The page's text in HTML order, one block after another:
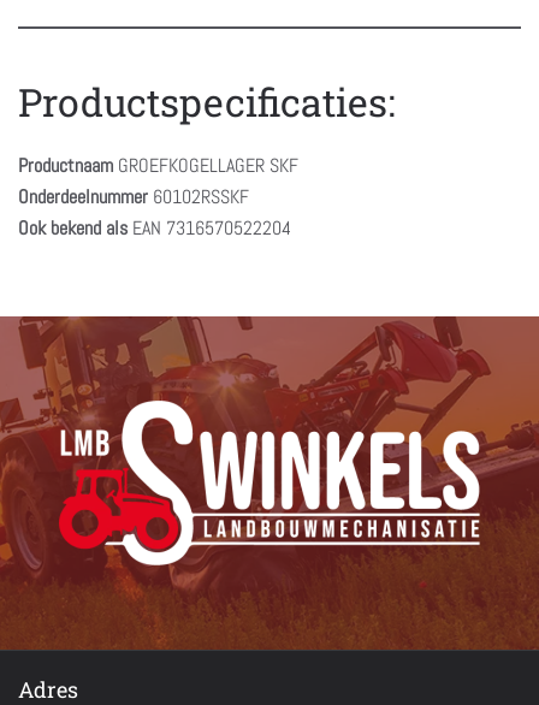
Productspecificaties:
Productnaam GROEFKOGELLAGER SKF
Onderdeelnummer 60102RSSKF
Ook bekend als EAN 7316570522204
Adres